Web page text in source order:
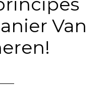
Van